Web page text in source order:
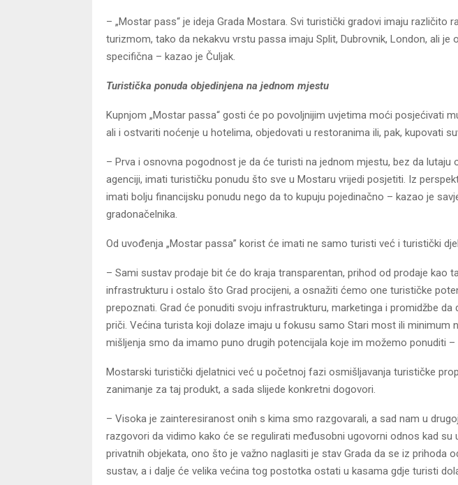
– „Mostar pass“ je ideja Grada Mostara. Svi turistički gradovi imaju različito
turizmom, tako da nekakvu vrstu passa imaju Split, Dubrovnik, London, ali je
specifična – kazao je Čuljak.
Turistička ponuda objedinjena na jednom mjestu
Kupnjom „Mostar passa“ gosti će po povoljnijim uvjetima moći posjećivati
ali i ostvariti noćenje u hotelima, objedovati u restoranima ili, pak, kupovati
– Prva i osnovna pogodnost je da će turisti na jednom mjestu, bez da lutaju
agenciji, imati turističku ponudu što sve u Mostaru vrijedi posjetiti. Iz
imati bolju financijsku ponudu nego da to kupuju pojedinačno – kazao je
gradonačelnika.
Od uvođenja „Mostar passa” korist će imati ne samo turisti već i turistički
– Sami sustav prodaje bit će do kraja transparentan, prihod od prodaje kao
infrastrukturu i ostalo što Grad procijeni, a osnažiti ćemo one turističke
prepoznati. Grad će ponuditi svoju infrastrukturu, marketinga i promidžbe
priči. Većina turista koji dolaze imaju u fokusu samo Stari most ili minimum
mišljenja smo da imamo puno drugih potencijala koje im možemo ponuditi –
Mostarski turistički djelatnici već u početnoj fazi osmišljavanja turističke
zanimanje za taj produkt, a sada slijede konkretni dogovori.
– Visoka je zainteresiranost onih s kima smo razgovarali, a sad nam u
razgovori da vidimo kako će se regulirati međusobni ugovorni odnos kad
privatnih objekata, ono što je važno naglasiti je stav Grada da se iz prihoda
sustav, a i dalje će velika većina tog postotka ostati u kasama gdje turisti